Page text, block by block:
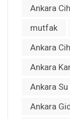
Ankara
mutfak
Ankara
Ankara
Ankara
Ankara